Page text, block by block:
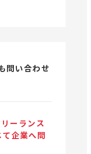
問い合わせ
ーランス
企業へ問